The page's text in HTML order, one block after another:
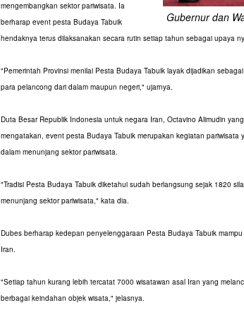
Gubernur dan
mengembangkan sektor pariwisata. Ia
berharap event pesta Budaya Tabuik
hendaknya terus dilaksanakan secara rutin setiap tahun sebagai upaya
"Pemerintah Provinsi menilai Pesta Budaya Tabuik layak dijadikan
para pelancong dari dalam maupun negeri," ujarnya.
Duta Besar Republik Indonesia untuk negara Iran, Octavino Alimudin
mengatakan, event pesta Budaya Tabuik merupakan kegiatan
dalam menunjang sektor pariwisata.
"Tradisi Pesta Budaya Tabuik diketahui sudah berlangsung sejak 1820
menunjang sektor pariwisata," kata dia.
Dubes berharap kedepan penyelenggaraan Pesta Budaya Tabuik
Iran.
"Setiap tahun kurang lebih tercatat 7000 wisatawan asal Iran yang
berbagai keindahan objek wisata," jelasnya.